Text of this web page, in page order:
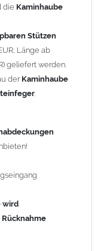
die Kaminhaube
Stützen
Länge ab
geliefert werden.
der Kaminhaube
.
wird